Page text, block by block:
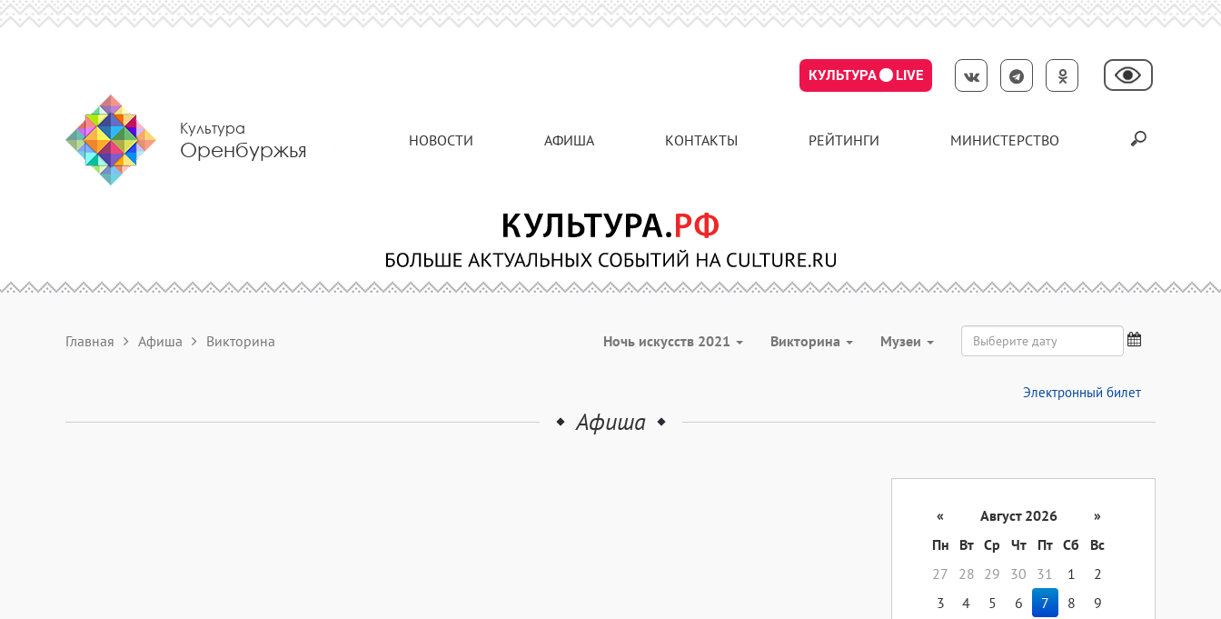
КУЛЬТУРА LIVE
Культура
Оренбуржья НОВОСТИ АФИША КОНТАКТЫ РЕЙТИНГИ МИНИСТЕРСТВО
Главная Афиша Викторина Ночь искусств 2021 Викторина Музеи
Электронный билет
Афиша
« Август 2026
»
Пн
Вт Ср Чт Пт Сб
Вс
27
28 29 30 31 1
2
3
4 5 6 7 8
9